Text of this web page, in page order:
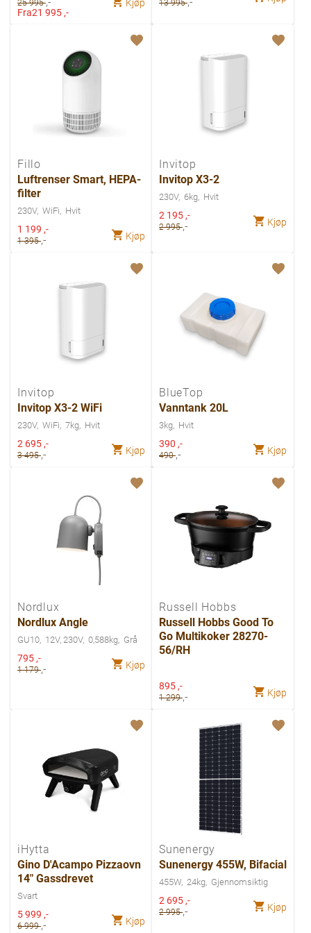
25 995
Fra21 995 ,-
Kjøp 13 995
Fillo
Luftrenser Smart, HEPA-
filter
230V WiFi Hvit
Spesialpris
1 199 ,-
1 395,- Kjøp
Invitop
Invitop X3-2
230V 6kg Hvit
Spesialpris
2 195 ,-
2 995,- Kjøp
Invitop
Invitop X3-2 WiFi
230V WiFi 7kg Hvit
Spesialpris
2 695 ,-
3 495,- Kjøp
BlueTop
Vanntank 20L
3kg Hvit
Spesialpris
390 ,-
490,- Kjøp
Nordlux
Nordlux Angle
GU10 12V, 230V 0,588kg Grå
Spesialpris
795 ,-
1 179,- Kjøp
Russell Hobbs
Russell Hobbs Good To
Go Multikoker 28270-
56/RH
Spesialpris
895 ,-
1 299,- Kjøp
iHytta
Gino D'Acampo Pizzaovn
14" Gassdrevet
Svart
Spesialpris
5 999 ,-
6 999,- Kjøp
Sunenergy
Sunenergy 455W, Bifacial
455W 24kg Gjennomsiktig
Spesialpris
2 695 ,-
2 995,- Kjøp